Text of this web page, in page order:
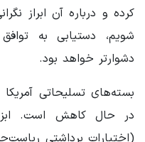
شویم، دستیابی به
دشوارتر خواهد بود.
بسته‌های تسلیحاتی
(اختیارات برداشتی